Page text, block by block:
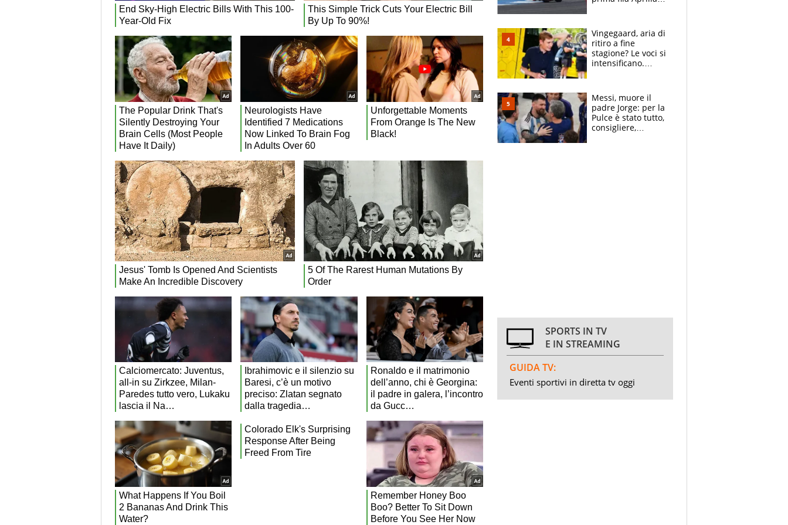
Vingegaard, aria di
ritiro a fine
stagione? Le voci si
intensificano.
vuole la Roubaix
Messi, muore il
padre Jorge: per la
Pulce è stato tutto,
consigliere,
SPORTS IN TV
E IN STREAMING
GUIDA TV:
Eventi sportivi in diretta tv oggi